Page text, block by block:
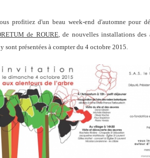
profitiez d'un beau week-end d'automne pour
de ROURE, de nouvelles installations
sont présentées à compter du 4 octobre 2015.